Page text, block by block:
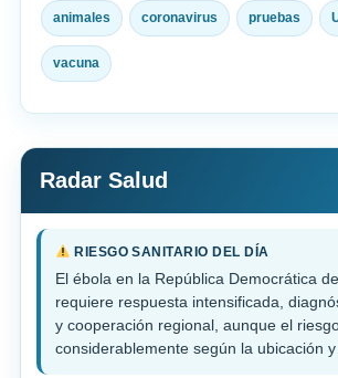
animales coronavirus pruebas
vacuna
Radar Salud
RIESGO SANITARIO DEL DÍA
El ébola en la República Democrática
requiere respuesta intensificada,
y cooperación regional, aunque el
considerablemente según la ubicación y